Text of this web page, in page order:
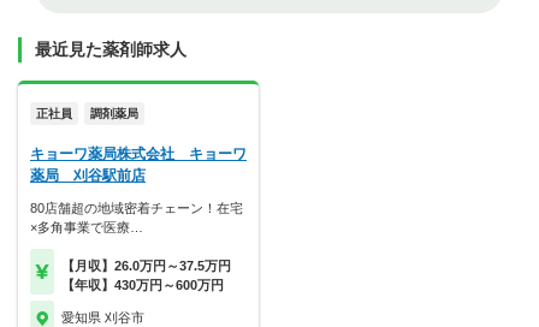
最近見た薬剤師求人
正社員 調剤薬局
キョーワ薬局株式会社 キョーワ
薬局 刈谷駅前店
80店舗超の地域密着チェーン！在宅
×多角事業で医療…
【月収】26.0万円～37.5万円
【年収】430万円～600万円
愛知県 刈谷市